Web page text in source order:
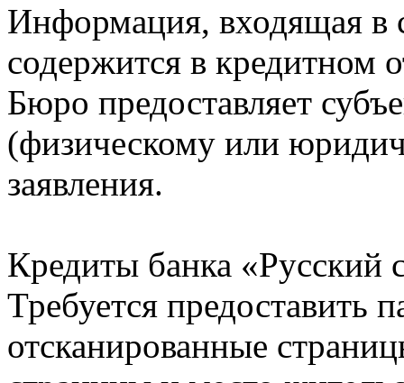
Информация, входящая в
содержится в кредитном
Бюро предоставляет
(физическому или
заявления.
Кредиты банка «Русский
Требуется предоставить
отсканированные